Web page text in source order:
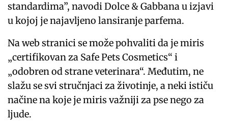
standardima”, navodi Dolce & Gabbana u izjavi
u kojoj je najavljeno lansiranje parfema.
Na web stranici se može pohvaliti da je miris
„certifikovan za Safe Pets Cosmetics“ i
„odobren od strane veterinara“. Međutim, ne
slažu se svi stručnjaci za životinje, a neki ističu
načine na koje je miris važniji za pse nego za
ljude.